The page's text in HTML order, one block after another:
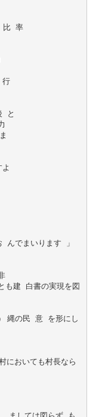
比 率
と
でまいります 」
建 白書の実現を図
縄の民 意 を形にし
においても村長なら
しては図らず も